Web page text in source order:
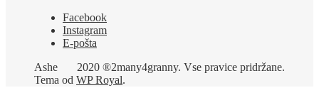
Facebook
Instagram
E-pošta
2020 ®2many4granny. Vse pravice pridržane.
Ashe
Tema od WP Royal.